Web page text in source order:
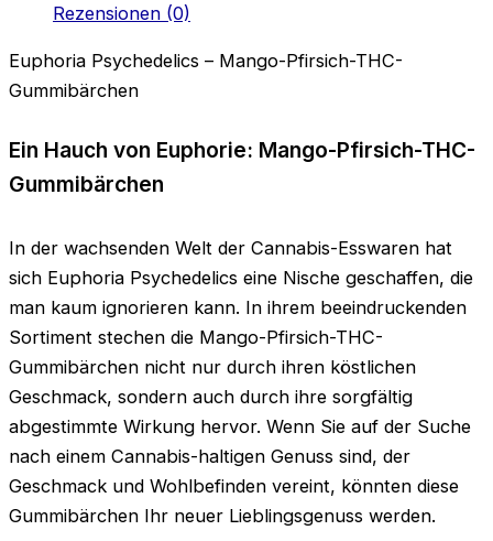
Rezensionen (0)
Euphoria Psychedelics – Mango-Pfirsich-THC-
Gummibärchen
Ein Hauch von Euphorie: Mango-Pfirsich-THC-
Gummibärchen
In der wachsenden Welt der Cannabis-Esswaren hat
sich Euphoria Psychedelics eine Nische geschaffen, die
man kaum ignorieren kann. In ihrem beeindruckenden
Sortiment stechen die Mango-Pfirsich-THC-
Gummibärchen nicht nur durch ihren köstlichen
Geschmack, sondern auch durch ihre sorgfältig
abgestimmte Wirkung hervor. Wenn Sie auf der Suche
nach einem Cannabis-haltigen Genuss sind, der
Geschmack und Wohlbefinden vereint, könnten diese
Gummibärchen Ihr neuer Lieblingsgenuss werden.